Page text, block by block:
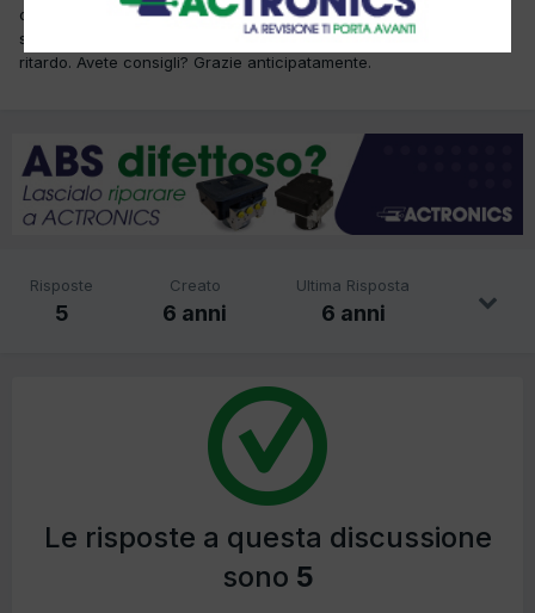
controllato la fase ed e ok, alimentazione del sensore ok. Con il
sensore nuovo non parte proprio ma se lo scollego parte ma in
ritardo. Avete consigli? Grazie anticipatamente.
Risposte
5
Creato
6 anni
Ultima Risposta
6 anni
Le risposte a questa discussione
sono 5